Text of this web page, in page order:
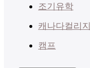
조기유학
캐나다컬리지
캠프